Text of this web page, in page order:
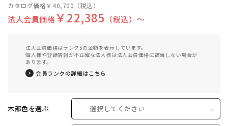
カタログ価格￥40,700 （税込）
法人会員価格￥22,385 （税込）〜
法人会員価格はランク5の金額を表示しています。
個人様や登録情報が不正確な法人様は法人会員価格に該当しない場合が
あります。
会員ランクの詳細はこちら
木部色を選ぶ 選択してください